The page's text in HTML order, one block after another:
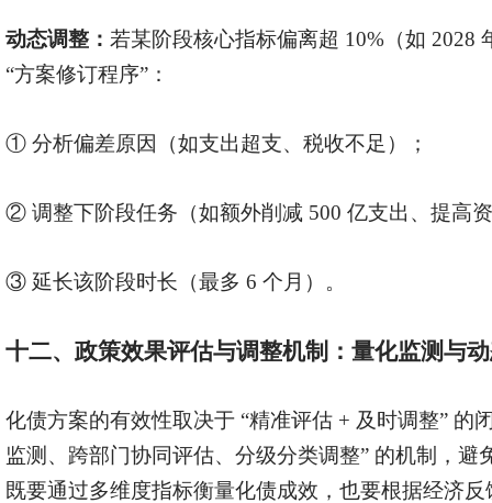
动态调整： 若某阶段核心指标偏离超 10%（如 2028
“方案修订程序”：
① 分析偏差原因（如支出超支、税收不足）；
② 调整下阶段任务（如额外削减 500 亿支出、提高
③ 延长该阶段时长（最多 6 个月）。
十二、政策效果评估与调整机制：量化监测与
化债方案的有效性取决于 “精准评估 + 及时调整” 的
监测、跨部门协同评估、分级分类调整” 的机制，
既要通过多维度指标衡量化债成效，也要根据经济